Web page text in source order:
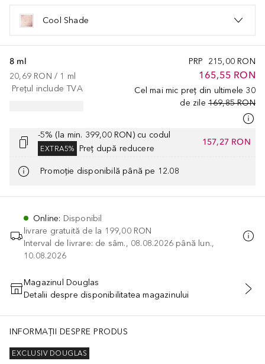
Cool Shade
PRP 215,00 RON
165,55 RON
Cel mai mic preț din ultimele 30
de zile 169,85 RON
8 ml
20,69 RON / 1 ml
Prețul include TVA
-5% (la min. 399,00 RON) cu codul
EXTRA5% Preț după reducere
157,27 RON
Promoție disponibilă până pe 12.08
Online: Disponibil
livrare gratuită de la 199,00 RON
Interval de livrare: de sâm., 08.08.2026 până lun.,
10.08.2026
ADĂUGAȚI ÎN COŞ
Magazinul Douglas
Detalii despre disponibilitatea magazinului
INFORMAȚII DESPRE PRODUS
EXCLUSIV DOUGLAS